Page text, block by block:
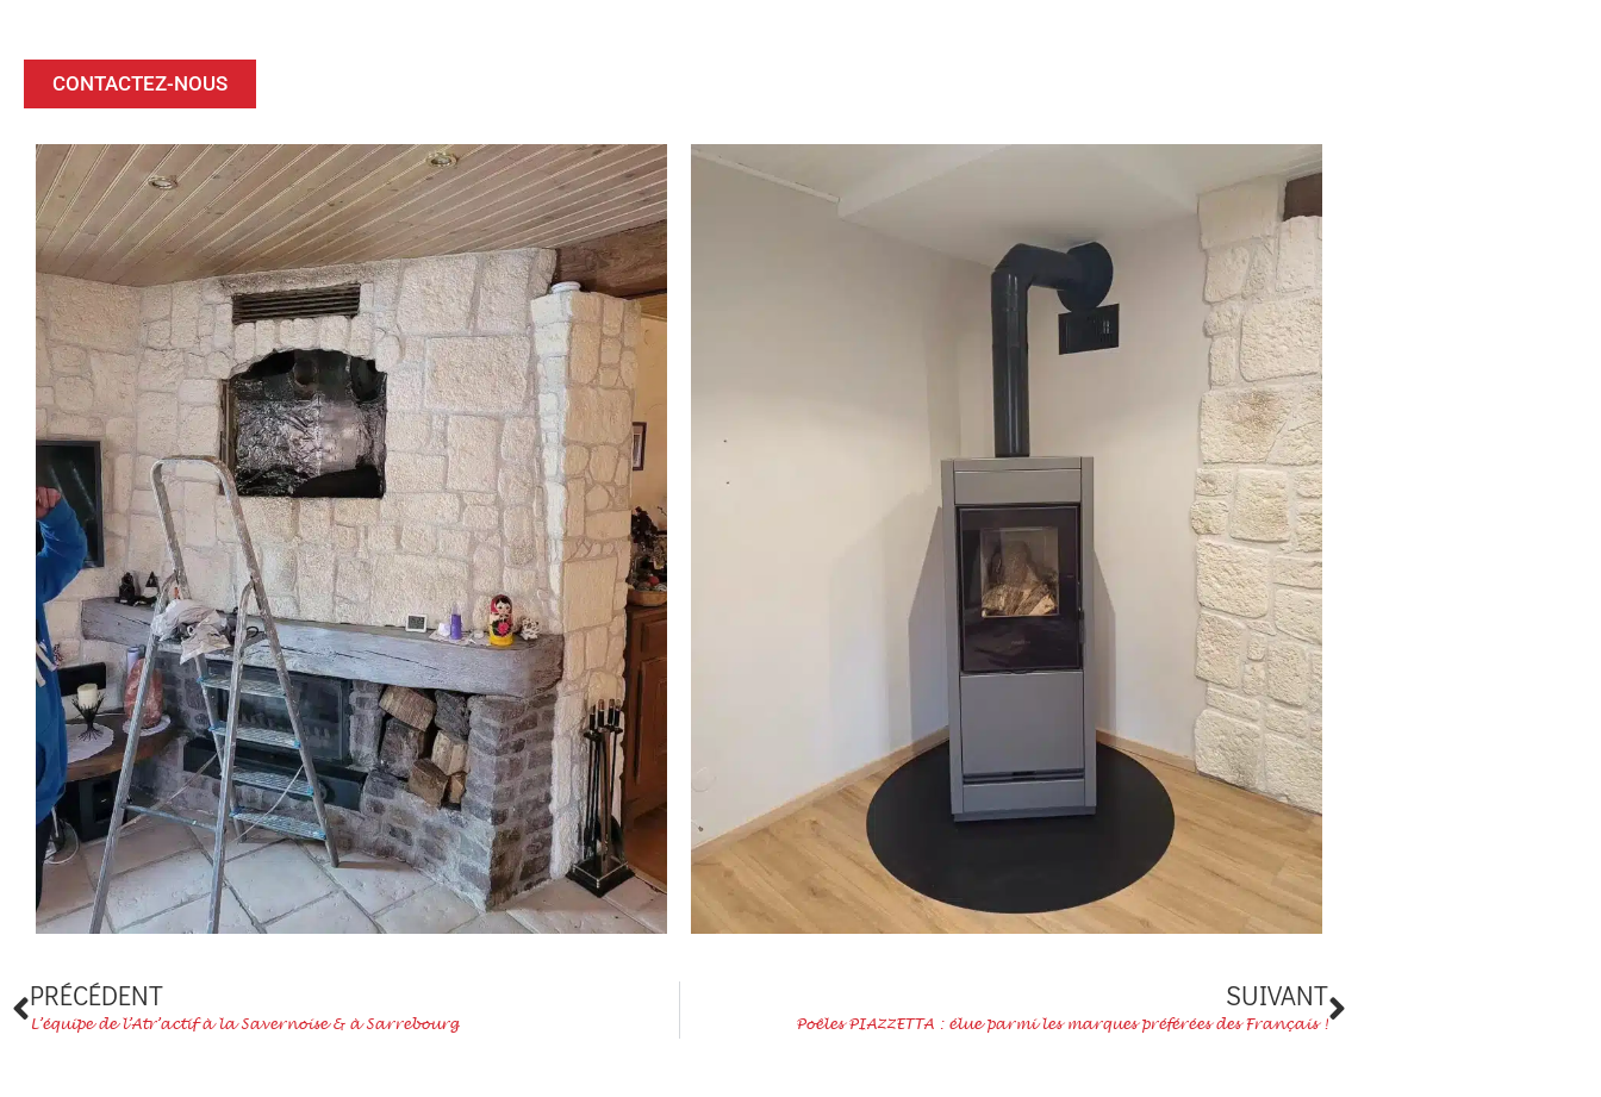
CONTACTEZ-NOUS
Précédent
PRÉCÉDENT
L’équipe de l’Atr’actif à la Savernoise & à Sarrebourg
SUIVANT
Poêles PIAZZETTA : élue parmi les marques préférées des Français !
Suivant